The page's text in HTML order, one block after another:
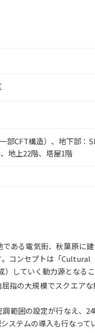
部CFT構造）、地下部：
地上22階、塔屋1階
ある電気街、秋葉原に
コンセプトは「
していく動力源となるこ
指の大規模でスクエア
範囲の設定が行なえ、
ステムの導入も行なって